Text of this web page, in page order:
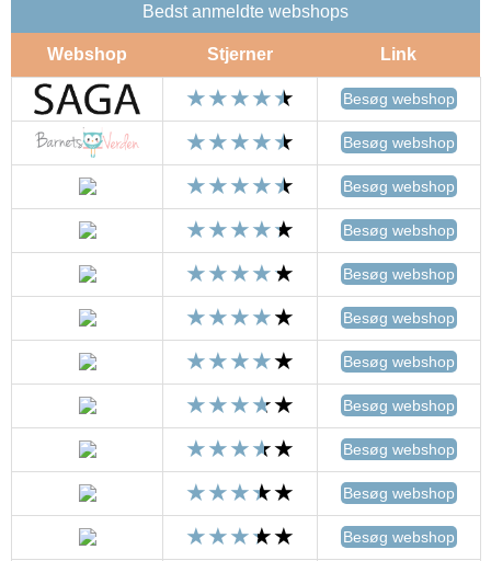
Bedst anmeldte webshops
Webshop Stjerner Link
Besøg webshop
Besøg webshop
Besøg webshop
Besøg webshop
Besøg webshop
Besøg webshop
Besøg webshop
Besøg webshop
Besøg webshop
Besøg webshop
Besøg webshop